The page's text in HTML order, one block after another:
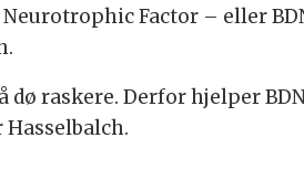
Factor – eller
raskere. Derfor hjelper